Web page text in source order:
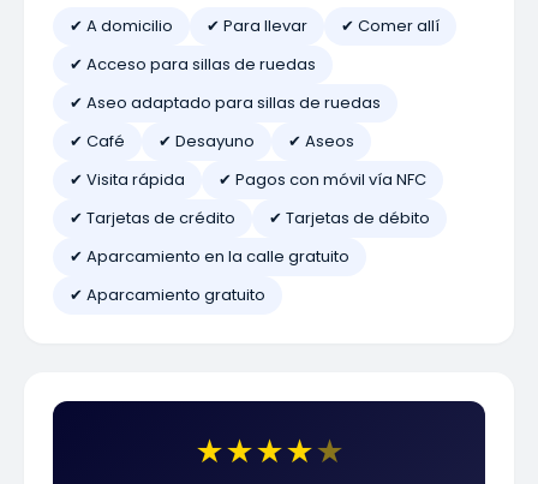
✔ A domicilio ✔ Para llevar
✔ Comer allí
✔ Acceso para sillas de ruedas
✔ Aseo adaptado para sillas de ruedas
✔ Café
✔ Desayuno
✔ Aseos
✔ Visita rápida
✔ Pagos con móvil vía NFC
✔ Tarjetas de crédito
✔ Tarjetas de débito
✔ Aparcamiento en la calle gratuito
✔ Aparcamiento gratuito
★★★★★